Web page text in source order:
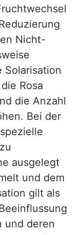
Nicht-
Solarisation
Rosa
die Anzahl
Bei der
ausgelegt
und dem
gilt als
und deren